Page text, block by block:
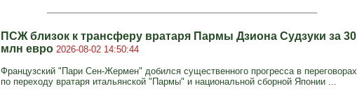
ПСЖ близок к трансферу вратаря Пармы Дзиона Судзуки за 30
млн евро 2026-08-02 14:50:44
Французский "Пари Сен-Жермен" добился существенного прогресса в переговорах
по переходу вратаря итальянской "Пармы" и национальной сборной Японии ...